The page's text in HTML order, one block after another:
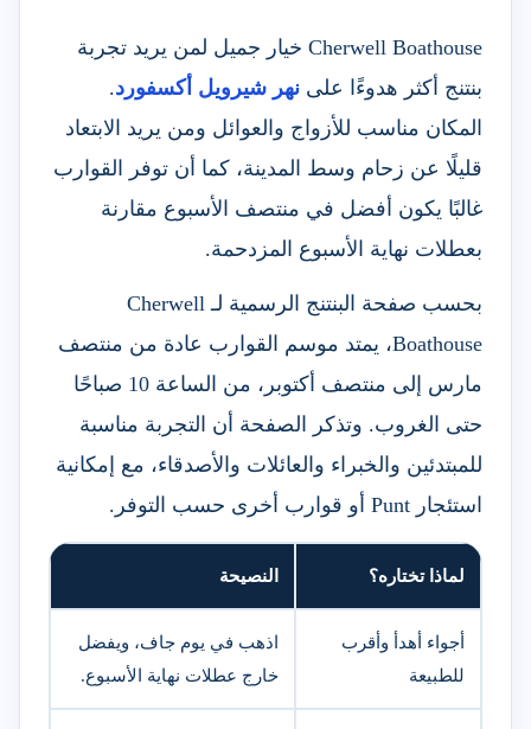
Cherwell Boathouse خيار جميل لمن يريد تجربة
بنتنج أكثر هدوءًا على نهر شيرويل أكسفورد.
المكان مناسب للأزواج والعوائل ومن يريد الابتعاد
قليلًا عن زحام وسط المدينة، كما أن توفر القوارب
غالبًا يكون أفضل في منتصف الأسبوع مقارنة
بعطلات نهاية الأسبوع المزدحمة.
بحسب صفحة البنتنج الرسمية لـ Cherwell
Boathouse، يمتد موسم القوارب عادة من منتصف
مارس إلى منتصف أكتوبر، من الساعة 10 صباحًا
حتى الغروب. وتذكر الصفحة أن التجربة مناسبة
للمبتدئين والخبراء والعائلات والأصدقاء، مع إمكانية
استئجار Punt أو قوارب أخرى حسب التوفر.
لماذا تختاره؟ النصيحة
أجواء أهدأ وأقرب
للطبيعة
اذهب في يوم جاف، ويفضل
خارج عطلات نهاية الأسبوع.